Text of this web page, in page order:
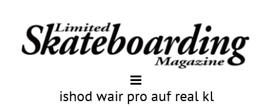
ishod wair pro auf real kl